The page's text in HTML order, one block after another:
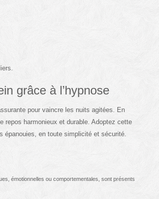
grâce à l’hypnose
pour vaincre les nuits agitées. En
repos harmonieux et durable. Adoptez cette
épanouies, en toute simplicité et sécurité.
émotionnelles ou comportementales, sont présents